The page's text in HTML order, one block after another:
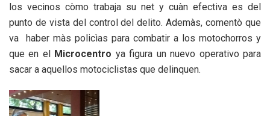
los vecinos còmo trabaja su net y cuàn efectiva es del
punto de vista del control del delito. Ademàs, comentò que
va haber màs policìas para combatir a los motochorros y
que en el Microcentro ya figura un nuevo operativo para
sacar a aquellos motociclistas que delinquen.